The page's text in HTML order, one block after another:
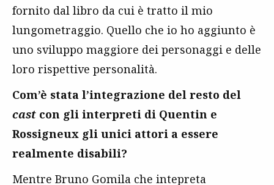
fornito dal libro da cui è tratto il mio
lungometraggio. Quello che io ho aggiunto è
uno sviluppo maggiore dei personaggi e delle
loro rispettive personalità.
Com’è stata l’integrazione del resto del
cast con gli interpreti di Quentin e
Rossigneux gli unici attori a essere
realmente disabili?
Mentre Bruno Gomila che intepreta